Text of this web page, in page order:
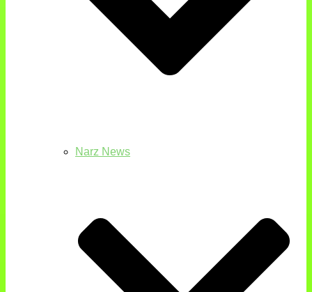
Narz News